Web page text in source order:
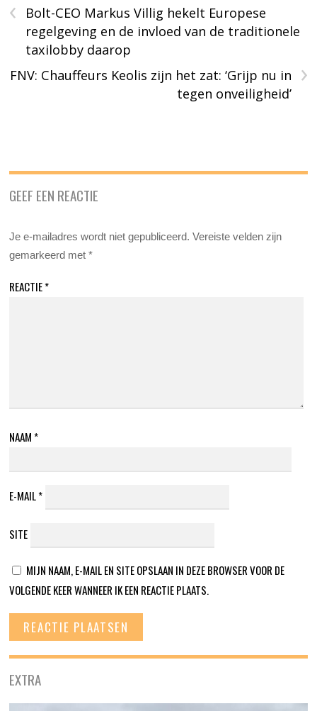
‹
Bolt-CEO Markus Villig hekelt Europese
regelgeving en de invloed van de traditionele
taxilobby daarop
›
FNV: Chauffeurs Keolis zijn het zat: ‘Grijp nu in
tegen onveiligheid’
GEEF EEN REACTIE
Je e-mailadres wordt niet gepubliceerd. Vereiste velden zijn
gemarkeerd met*
REACTIE*
NAAM *
E-MAIL*
SITE
MIJN NAAM, E-MAIL EN SITE OPSLAAN IN DEZE BROWSER VOOR DE
VOLGENDE KEER WANNEER IK EEN REACTIE PLAATS.
EXTRA